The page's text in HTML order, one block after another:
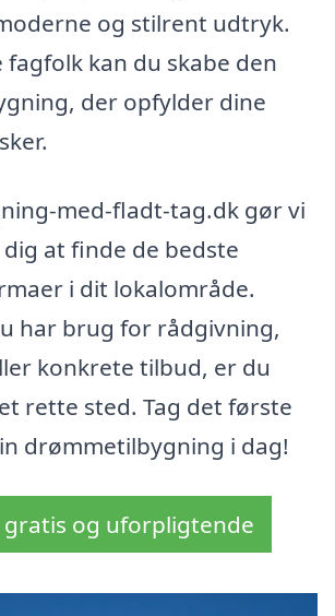
og stilrent udtryk.
kan du skabe den
der opfylder dine
med-fladt-tag.dk gør vi
at finde de bedste
i dit lokalområde.
har brug for rådgivning,
konkrete tilbud, er du
rette sted. Tag det første
drømmetilbygning i dag!
gratis og uforpligtende